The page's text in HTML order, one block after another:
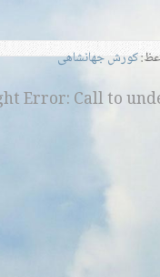
کورش جهانشاهی
Error: Call to